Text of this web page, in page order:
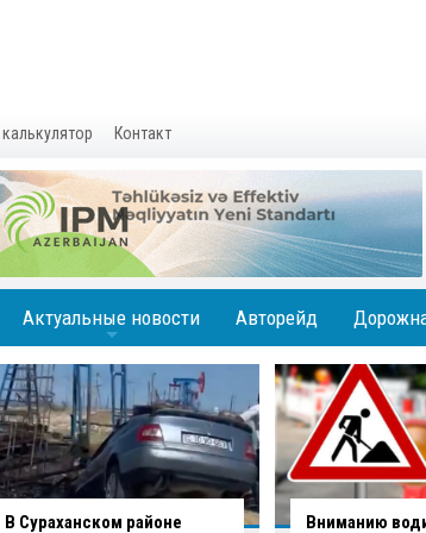
Контакт
Актуальные новости Авторейд
Вниманию водителей: на
В Баку